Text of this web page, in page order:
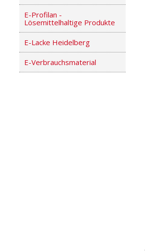
E-Profilan -
Lösemittelhaltige Produkte
E-Lacke Heidelberg
E-Verbrauchsmaterial